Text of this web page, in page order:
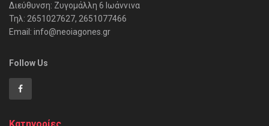
Διεύθυνση: Ζυγομάλλη 6 Ιωάννινα
Τηλ: 2651027627, 2651077466
Email: info@neoiagones.gr
Follow Us